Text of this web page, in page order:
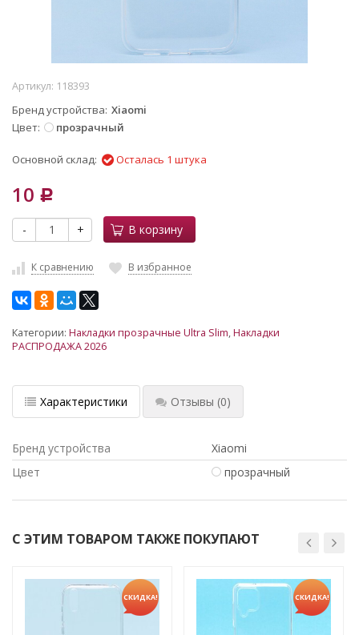
Артикул: 118393
Бренд устройства Xiaomi
Цвет
прозрачный
Основной склад: Осталась 1 штука
10 Р
- + В корзину
К сравнению В избранное
Категории: Накладки прозрачные Ultra Slim,Накладки
РАСПРОДАЖА 2026
Характеристики Отзывы (0)
Бренд устройства
Xiaomi
Цвет
прозрачный
С ЭТИМ ТОВАРОМ ТАКЖЕ ПОКУПАЮТ
СКИДКА! СКИДКА!